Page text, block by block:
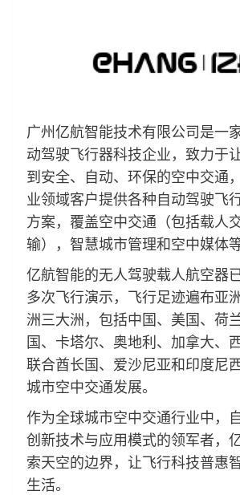
广州亿航智能技术有限公司是一
动驾驶飞行器科技企业，致力于
到安全、自动、环保的空中交通
业领域客户提供各种自动驾驶飞
方案，覆盖空中交通（包括载人
输），智慧城市管理和空中媒体
亿航智能的无人驾驶载人航空器
多次飞行演示，飞行足迹遍布亚
洲三大洲，包括中国、美国、荷
国、卡塔尔、奥地利、加拿大、
联合酋长国、爱沙尼亚和印度尼
城市空中交通发展。
作为全球城市空中交通行业中，
创新技术与应用模式的领军者，
索天空的边界，让飞行科技普惠
生活。